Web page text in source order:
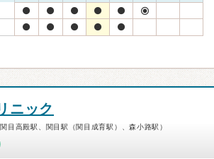
ニック
目高殿駅、関目駅（関目成育駅）、森小路駅）